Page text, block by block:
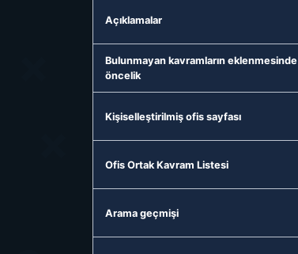
Açıklamalar
Bulunmayan kavramların eklenmesinde
öncelik
Kişiselleştirilmiş ofis sayfası
Ofis Ortak Kavram Listesi
Arama geçmişi